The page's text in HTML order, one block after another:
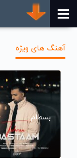
آهنگ های ویژه
بسطام